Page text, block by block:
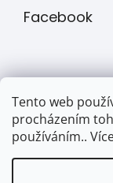
Tento web
procházením
používáním..
Facebook
Přijímáme